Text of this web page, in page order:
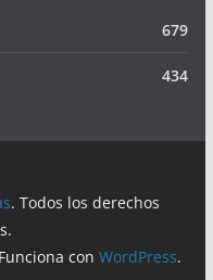
679
434
. Todos los derechos
conWordPress.